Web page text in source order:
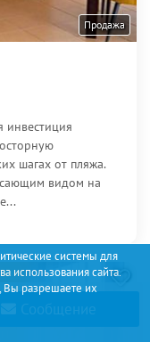
системы для
использования сайта.
Вы разрешаете их
Продажа
инвестиция
шагах от пляжа.
видом на
Сообщение